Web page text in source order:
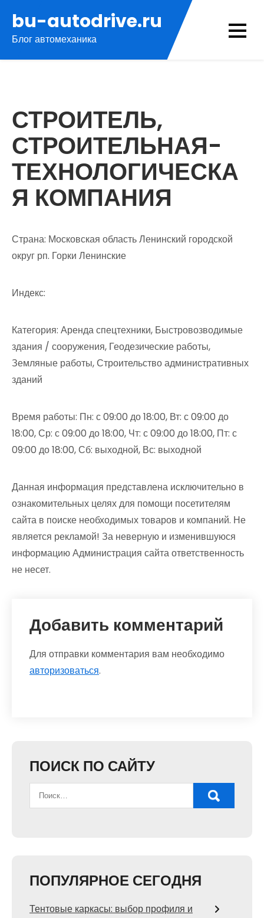
содержимому
bu-autodrive.ru
Блог автомеханика
СТРОИТЕЛЬ,
СТРОИТЕЛЬНАЯ-
ТЕХНОЛОГИЧЕСКА
Я КОМПАНИЯ
Страна: Московская область Ленинский городской
округ рп. Горки Ленинские
Индекс:
Категория: Аренда спецтехники, Быстровозводимые
здания / сооружения, Геодезические работы,
Земляные работы, Строительство административных
зданий
Время работы: Пн: с 09:00 до 18:00, Вт: с 09:00 до
18:00, Ср: с 09:00 до 18:00, Чт: с 09:00 до 18:00, Пт: с
09:00 до 18:00, Сб: выходной, Вс: выходной
Данная информация представлена исключительно в
ознакомительных целях для помощи посетителям
сайта в поиске необходимых товаров и компаний. Не
является рекламой! За неверную и изменившуюся
информацию Администрация сайта ответственность
не несет.
Добавить комментарий
Для отправки комментария вам необходимо
авторизоваться.
ПОИСК ПО САЙТУ
ПОПУЛЯРНОЕ СЕГОДНЯ
Тентовые каркасы: выбор профиля и